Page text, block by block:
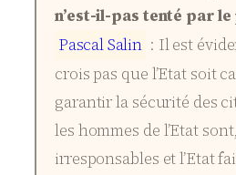
n’est-il-pas tenté par
PascalSalin : Il est
crois pas que l’Etat soit
garantir la sécurité des
les hommes de l’Etat
irresponsables et l’Etat